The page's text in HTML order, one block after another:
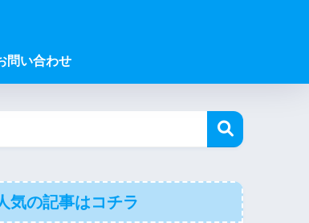
問い合わせ
気の記事はコチラ